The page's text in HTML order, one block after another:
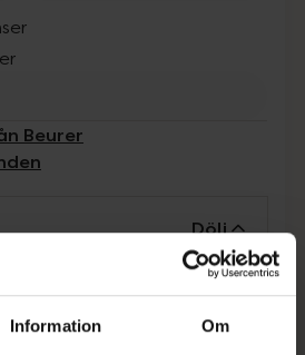
Information Om
Beurer
Dölj
perfekta inomhusklimatet
teknologi (mikrofin